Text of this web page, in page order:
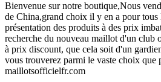
Bienvenue sur notre boutique,Nous
de China,grand choix il y en a pour tous
présentation des produits à des prix
recherche du nouveau maillot d'un club
à prix discount, que cela soit d'un
vous trouverez parmi le vaste choix que
maillotsofficielfr.com